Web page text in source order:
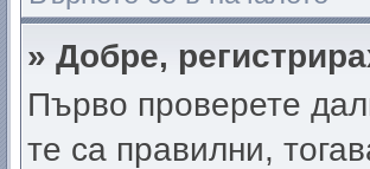
» Добре,
Първо проверете
те са правилни,